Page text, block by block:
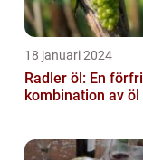
18 januari 2024
Radler öl: En
kombination av öl